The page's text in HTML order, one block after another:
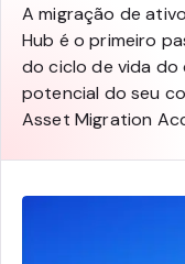
A migração de
Hub é o primeiro
do ciclo de vida do
potencial do seu
Asset Migration